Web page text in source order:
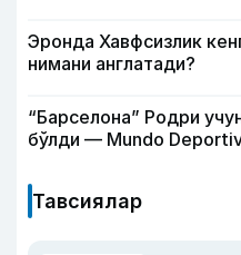
Эронда Хавфсизлик
нимани англатади?
“Барселона” Родри
бўлди — Mundo
Тавсиялар